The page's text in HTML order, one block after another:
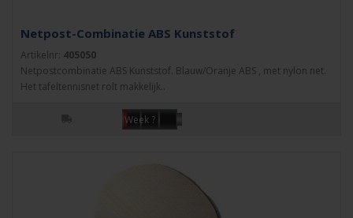
Netpost-Combinatie ABS Kunststof
Artikelnr: 405050
Netpostcombinatie ABS Kunststof. Blauw/Oranje ABS , met nylon net.
Het tafeltennisnet rolt makkelijk..
Week ?